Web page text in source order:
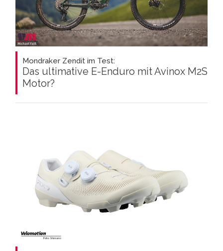
Mondraker Zendit im Test:
Das ultimative E-Enduro mit Avinox M2S
Motor?